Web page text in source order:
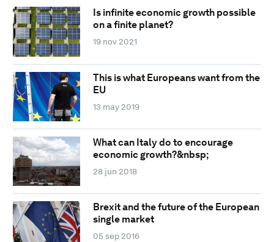
Is infinite economic growth possible
on a finite planet?
19 nov 2021
This is what Europeans want from the
EU
13 may 2019
What can Italy do to encourage
economic growth?&nbsp;
28 jun 2018
Brexit and the future of the European
single market
05 sep 2016